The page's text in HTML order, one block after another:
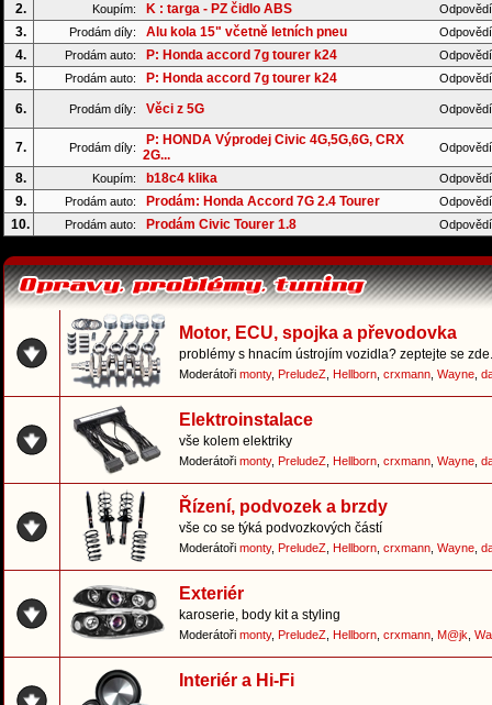
2. Koupím: K : targa - PZ čidlo ABS
3. Prodám díly: Alu kola 15" včetně letních pneu
4. Prodám auto: P: Honda accord 7g tourer k24
5. Prodám auto: P: Honda accord 7g tourer k24
6. Prodám díly: Věci z 5G
7. Prodám díly:
P: HONDA Výprodej Civic 4G,5G,6G, CRX
2G...
8. Koupím: b18c4 klika
9. Prodám auto: Prodám: Honda Accord 7G 2.4 Tourer
10. Prodám auto: Prodám Civic Tourer 1.8
Motor, ECU, spojka a převodovka
problémy s hnacím ústrojím vozidla? zeptejte se
Moderátoři monty, PreludeZ Hellborn crxmann Wayne
Elektroinstalace
vše kolem elektriky
Moderátoři monty, PreludeZ Hellborn crxmann Wayne
Řízení, podvozek a brzdy
vše co se týká podvozkových částí
Moderátoři monty, PreludeZ Hellborn crxmann Wayne
Exteriér
karoserie, body kit a styling
Moderátoři monty, PreludeZ Hellborn crxmann M@jk
Interiér a Hi-Fi